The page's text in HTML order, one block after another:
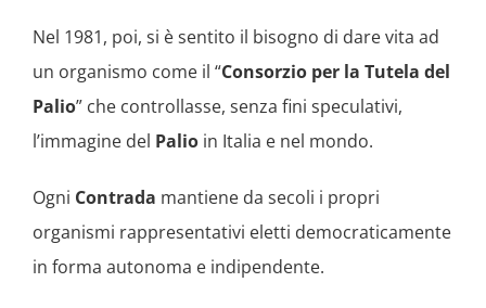
Nel 1981, poi, si è sentito il bisogno di dare vita ad
un organismo come il “Consorzio per la Tutela del
Palio” che controllasse, senza fini speculativi,
l’immagine del Palio in Italia e nel mondo.
Ogni Contrada mantiene da secoli i propri
organismi rappresentativi eletti democraticamente
in forma autonoma e indipendente.